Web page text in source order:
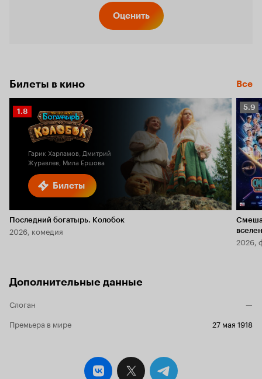
Оценить
Билеты в кино Все
Билеты
Рейтинг
Кинопоиска
1.8
Гарик Харламов, Дмитрий
Журавлев, Мила Ершова
Последний богатырь. Колобок
2026, комедия
5.9
5.9
2026,
Дополнительные данные
Слоган
—
Премьера в мире
27 мая 1918